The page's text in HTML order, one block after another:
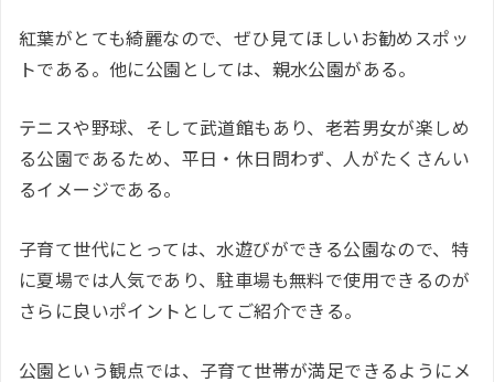
紅葉がとても綺麗なので、ぜひ見てほしいお勧めスポッ
トである。他に公園としては、親水公園がある。
テニスや野球、そして武道館もあり、老若男女が楽しめ
る公園であるため、平日・休日問わず、人がたくさんい
るイメージである。
子育て世代にとっては、水遊びができる公園なので、特
に夏場では人気であり、駐車場も無料で使用できるのが
さらに良いポイントとしてご紹介できる。
公園という観点では、子育て世帯が満足できるようにメ